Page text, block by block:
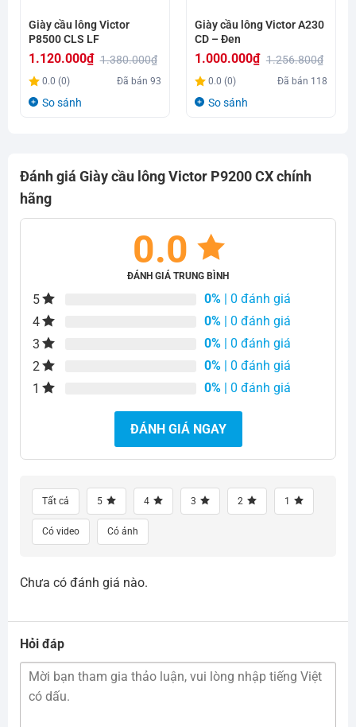
Giày cầu lông Victor
P8500 CLS LF
1.380.000₫
Giá
gốc
1.120.000₫
Giá
hiện
0.0 (0) Đã bán93
So sánh
Giày cầu lông Victor A230
CD – Đen
1.256.800₫
Giá
gốc
1.000.000₫
Giá
hiện
0.0 (0) Đã bán 118
So sánh
Đánh giá Giày cầu lông Victor P9200 CX chính
hãng
0.0
ĐÁNH GIÁ TRUNG BÌNH
5 0% | 0 đánh giá
4
0% | 0 đánh giá
3
0% | 0 đánh giá
2
0% | 0 đánh giá
1
0% | 0 đánh giá
ĐÁNH GIÁ NGAY
Tất cả 5 4 3 2 1
Có video Có ảnh
Chưa có đánh giá nào.
Hỏi đáp